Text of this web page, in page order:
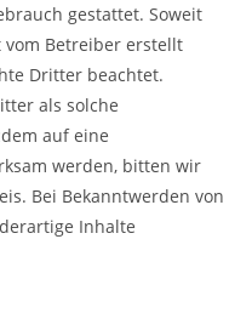
gestattet. Soweit
Betreiber erstellt
Dritter beachtet.
als solche
auf eine
werden, bitten wir
Bei Bekanntwerden von
Inhalte